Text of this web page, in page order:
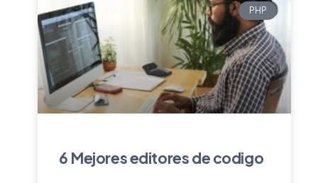
PHP
6 Mejores editores de codigo